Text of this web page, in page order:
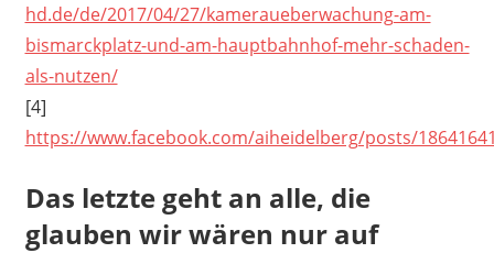
hd.de/de/2017/04/27/kameraueberwachung-am-
bismarckplatz-und-am-hauptbahnhof-mehr-schaden-
als-nutzen/
[4]
https://www.facebook.com/aiheidelberg/posts/
Das letzte geht an alle, die
glauben wir wären nur auf